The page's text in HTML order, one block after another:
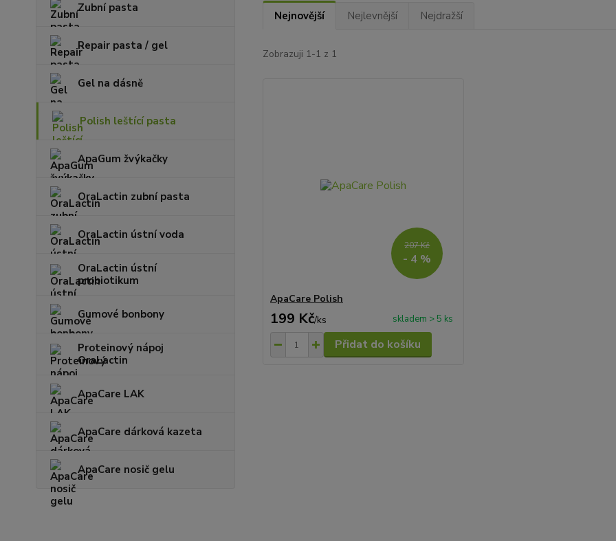
Zubní pasta
Repair pasta / gel
Gel na dásně
Polish leštící pasta
ApaGum žvýkačky
OraLactin zubní pasta
OraLactin ústní voda
OraLactin ústní
probiotikum
Gumové bonbony
Proteinový nápoj
OraLactin
ApaCare LAK
ApaCare dárková kazeta
ApaCare nosič gelu
Nejnovější Nejlevnější Nejdražší
Zobrazuji 1-1 z 1
207 Kč
- 4 %
ApaCare Polish
199 Kč/ks skladem > 5 ks
Přidat do košíku